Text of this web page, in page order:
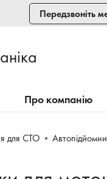
Передзвоніть
СТО
Про компанію
для СТО